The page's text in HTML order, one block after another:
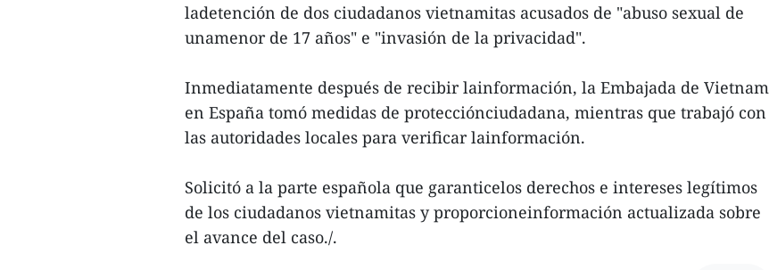
ladetención de dos ciudadanos vietnamitas acusados de "abuso sexual de
unamenor de 17 años" e "invasión de la privacidad".
Inmediatamente después de recibir lainformación, la Embajada de Vietnam
en España tomó medidas de protecciónciudadana, mientras que trabajó con
las autoridades locales para verificar lainformación.
Solicitó a la parte española que garanticelos derechos e intereses legítimos
de los ciudadanos vietnamitas y proporcioneinformación actualizada sobre
el avance del caso./.